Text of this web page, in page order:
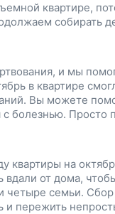
квартире,
собирать
болезнь.
и мы
в квартире
Вы можете
с болезнью.
квартиры на
от дома,
четыре семьи.
и пережить